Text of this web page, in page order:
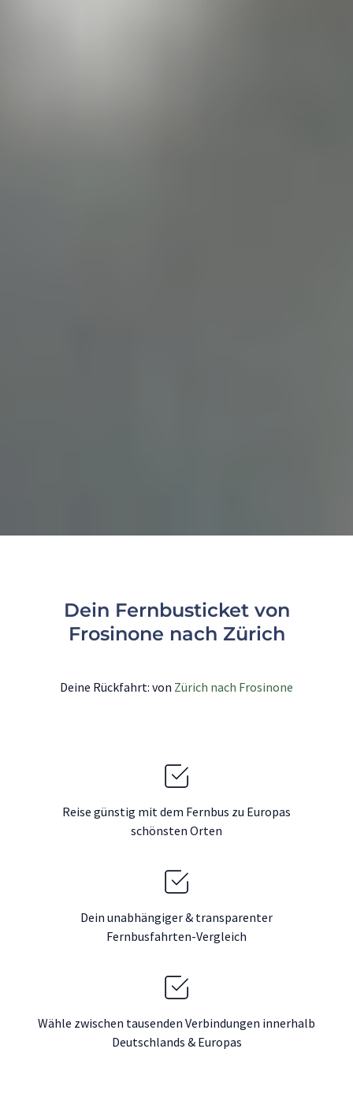
Dein Fernbusticket von
Frosinone nach Zürich
Deine Rückfahrt: von Zürich nach Frosinone
Reise günstig mit dem Fernbus zu Europas
schönsten Orten
Dein unabhängiger & transparenter
Fernbusfahrten-Vergleich
Wähle zwischen tausenden Verbindungen innerhalb
Deutschlands & Europas